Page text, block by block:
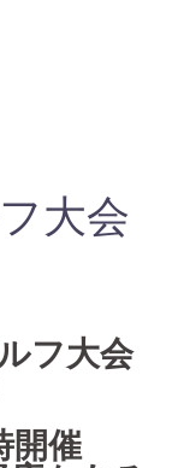
大会
フ大会
開催